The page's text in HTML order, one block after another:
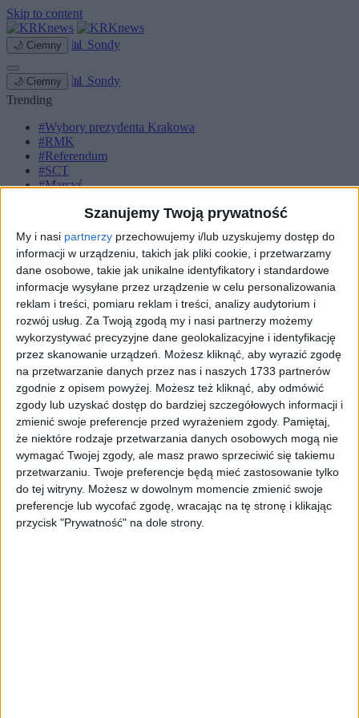
Szanujemy Twoją prywatność
My i nasi partnerzy przechowujemy i/lub uzyskujemy dostęp do
informacji w urządzeniu, takich jak pliki cookie, i przetwarzamy
dane osobowe, takie jak unikalne identyfikatory i standardowe
informacje wysyłane przez urządzenie w celu personalizowania
reklam i treści, pomiaru reklam i treści, analizy audytorium i
rozwój usług. Za Twoją zgodą my i nasi partnerzy możemy
wykorzystywać precyzyjne dane geolokalizacyjne i identyfikację
przez skanowanie urządzeń. Możesz kliknąć, aby wyrazić zgodę
na przetwarzanie danych przez nas i naszych 1733 partnerów
zgodnie z opisem powyżej. Możesz też kliknąć, aby odmówić
zgody lub uzyskać dostęp do bardziej szczegółowych informacji i
zmienić swoje preferencje przed wyrażeniem zgody. Pamiętaj,
że niektóre rodzaje przetwarzania danych osobowych mogą nie
wymagać Twojej zgody, ale masz prawo sprzeciwić się takiemu
przetwarzaniu. Twoje preferencje będą mieć zastosowanie tylko
do tej witryny. Możesz w dowolnym momencie zmienić swoje
preferencje lub wycofać zgodę, wracając na tę stronę i klikając
przycisk "Prywatność" na dole strony.
Skip to content
🌙 Ciemny 📊 Sondy
🌙 Ciemny 📊 Sondy
Trending
#Wybory prezydenta Krakowa
#RMK
#Referendum
#SCT
#Marcyś
Strona główna
Komunikacja
Zieleń
Inwestycje
Biznes
Sport
Małopolska
Kryminalne
Tag #rzeki Prądnik
#rzeki Prądnik
Miasto
Najnowsze
Sortuj:
Kategoria:
TOPMiasto · 23 wrz 2024